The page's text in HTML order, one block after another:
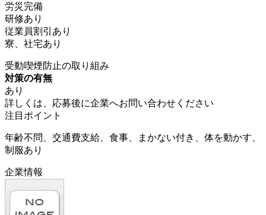
労災完備
研修あり
従業員割引あり
寮、社宅あり
受動喫煙防止の取り組み
対策の有無
あり
詳しくは、応募後に企業へお問い合わせください
注目ポイント
年齢不問、交通費支給、食事、まかない付き、体を動かす、
制服あり
企業情報